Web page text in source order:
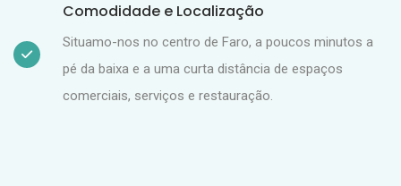
Comodidade e Localização
Situamo-nos no centro de Faro, a poucos minutos a
pé da baixa e a uma curta distância de espaços
comerciais, serviços e restauração.